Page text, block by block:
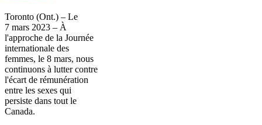
Toronto (Ont.) – Le
7 mars 2023 – À
l'approche de la Journée
internationale des
femmes, le 8 mars, nous
continuons à lutter contre
l'écart de rémunération
entre les sexes qui
persiste dans tout le
Canada.